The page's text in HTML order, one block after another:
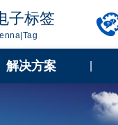
子标签
解决方案